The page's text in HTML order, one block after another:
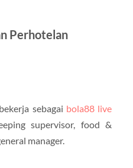
Perhotelan
sebagai bola88 live
supervisor, food &
manager.